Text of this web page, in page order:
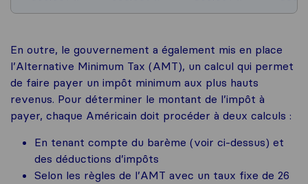
En outre, le gouvernement a également mis en place
l’Alternative Minimum Tax (AMT), un calcul qui permet
de faire payer un impôt minimum aux plus hauts
revenus. Pour déterminer le montant de l’impôt à
payer, chaque Américain doit procéder à deux calculs :
En tenant compte du barème (voir ci-dessus) et
des déductions d’impôts
Selon les règles de l’AMT avec un taux fixe de 26